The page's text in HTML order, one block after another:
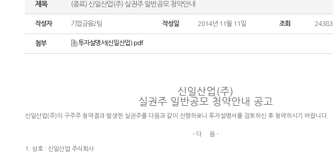
제목 (종료) 신일산업(주) 실권주 일반공모 청약안내
작성자 기업금융2팀 작성일 2014년 11월 11일 조회 24383
첨부 투자설명서(신일산업).pdf
신일산업(주)
실권주 일반공모 청약안내 공고
신일산업(주)의 구주주 청약결과 발생한 실권주를 다음과 같이 진행하오니 투자설명서를 검토하신 후 청약하시기 바랍니다.
- 다 음 -
1. 상호 : 신일산업 주식회사